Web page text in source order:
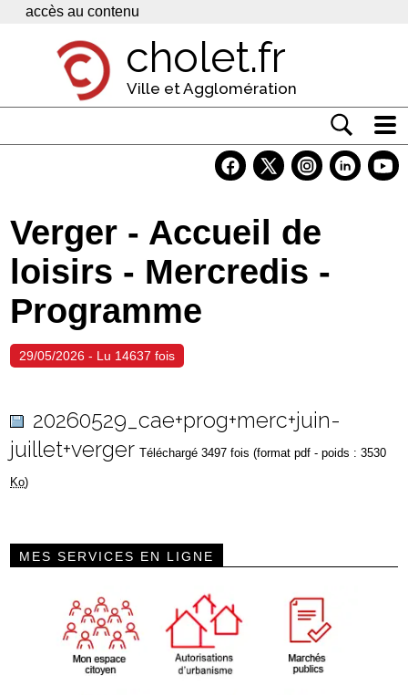
Panneau de gestion des cookies
accès au contenu
cholet.fr
Ville et Agglomération
Economie
Services
Contacts
Verger - Accueil de
loisirs - Mercredis -
Programme
29/05/2026 - Lu 14637 fois
20260529_cae+prog+merc+juin-
juillet+verger Téléchargé 3497 fois (format pdf - poids : 3530
Ko)
MES SERVICES EN LIGNE